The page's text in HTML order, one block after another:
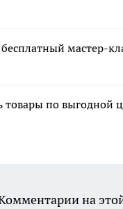
мастер-
товары по выгодной
на